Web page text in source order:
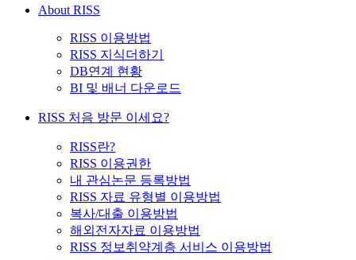
About RISS
RISS 이용방법
RISS 지식더하기
DB연계 현황
BI 및 배너 다운로드
RISS 처음 방문 이세요?
RISS란?
RISS 이용권한
내 관심논문 등록방법
RISS 자료 유형별 이용방법
복사/대출 이용방법
해외전자자료 이용방법
RISS 정보취약계층 서비스 이용방법